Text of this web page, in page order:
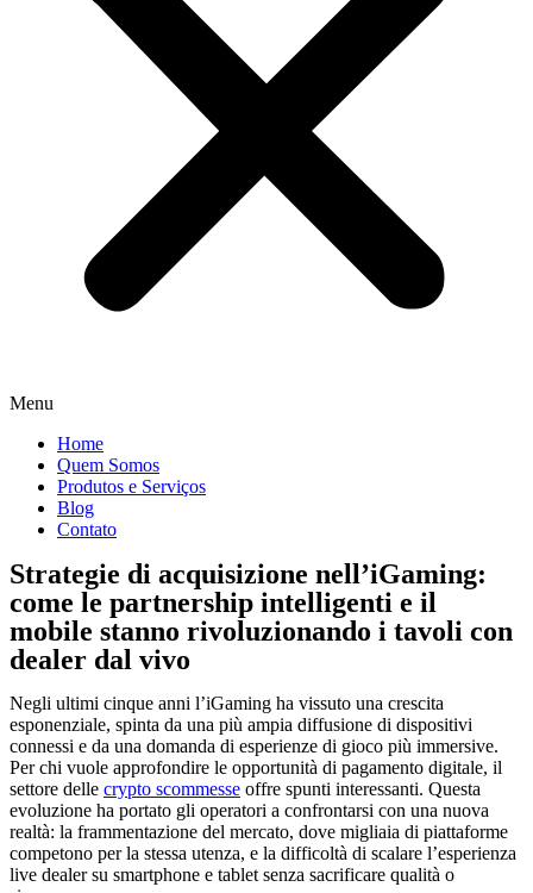
Menu
Home
Quem Somos
Produtos e Serviços
Blog
Contato
Strategie di acquisizione nell’iGaming:
come le partnership intelligenti e il
mobile stanno rivoluzionando i tavoli con
dealer dal vivo
Negli ultimi cinque anni l’iGaming ha vissuto una crescita
esponenziale, spinta da una più ampia diffusione di dispositivi
connessi e da una domanda di esperienze di gioco più immersive.
Per chi vuole approfondire le opportunità di pagamento digitale, il
settore delle crypto scommesse offre spunti interessanti. Questa
evoluzione ha portato gli operatori a confrontarsi con una nuova
realtà: la frammentazione del mercato, dove migliaia di piattaforme
competono per la stessa utenza, e la difficoltà di scalare l’esperienza
live dealer su smartphone e tablet senza sacrificare qualità o